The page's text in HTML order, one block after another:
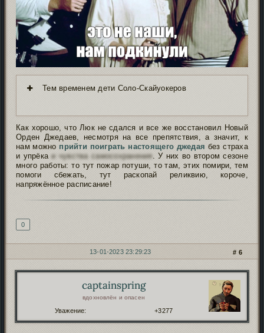
Тем временем дети Соло-Скайуокеров
Как хорошо, что Люк не сдался и все же восстановил Новый
Орден Джедаев, несмотря на все препятствия, а значит, к
нам можноприйти поиграть настоящего джедая без страха
и упрёкаи чувства самосохранения. У них во втором сезоне
много работы: то тут пожар потуши, то там, этих помири, тем
помоги сбежать, тут раскопай реликвию, короче,
напряжённое расписание!
0
6
13-01-2023 23:29:23
captainspring
вдохновлён и опасен
Уважение: +3277